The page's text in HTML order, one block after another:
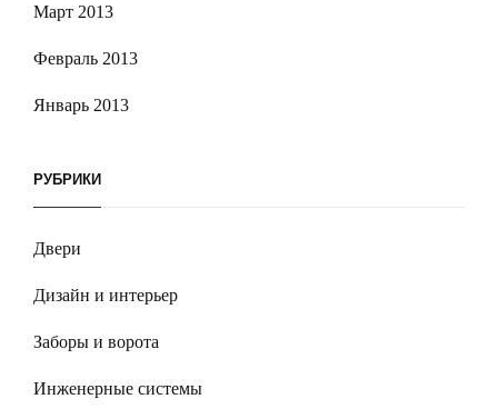
Март 2013
Февраль 2013
Январь 2013
РУБРИКИ
Двери
Дизайн и интерьер
Заборы и ворота
Инженерные системы